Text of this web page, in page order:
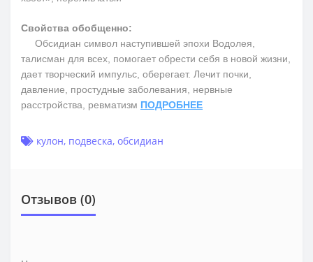
Свойства обобщенно:
Обсидиан символ наступившей эпохи Водолея,
талисман для всех, помогает обрести себя в новой жизни,
дает творческий импульс, оберегает. Лечит почки,
давление, простудные заболевания, нервные
расстройства, ревматизм ПОДРОБНЕЕ
кулон, подвеска, обсидиан
Отзывов (0)